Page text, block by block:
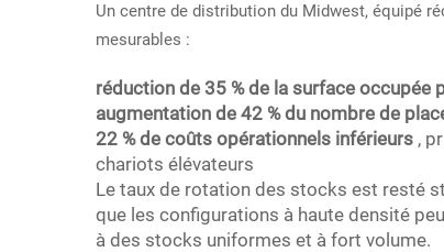
Un centre de distribution du Midwest, équipé
mesurables :
réduction de 35 % de la surface occupée
augmentation de 42 % du nombre de
22 % de coûts opérationnels inférieurs ,
chariots élévateurs
Le taux de rotation des stocks est resté
que les configurations à haute densité
à des stocks uniformes et à fort volume.